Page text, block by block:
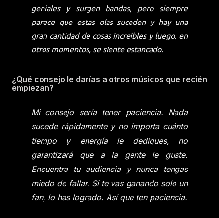
geniales y surgen bandas, pero siempre
parece que estas olas suceden y hay una
gran cantidad de cosas increíbles y luego, en
otros momentos, se siente estancado.
¿Qué consejo le darías a otros músicos que recién
empiezan?
Mi consejo sería tener paciencia. Nada
sucede rápidamente y no importa cuánto
tiempo y energía le dediques, no
garantizará que a la gente le guste.
Encuentra tu audiencia y nunca tengas
miedo de fallar. Si te vas ganando solo un
fan, lo has logrado. Así que ten paciencia.